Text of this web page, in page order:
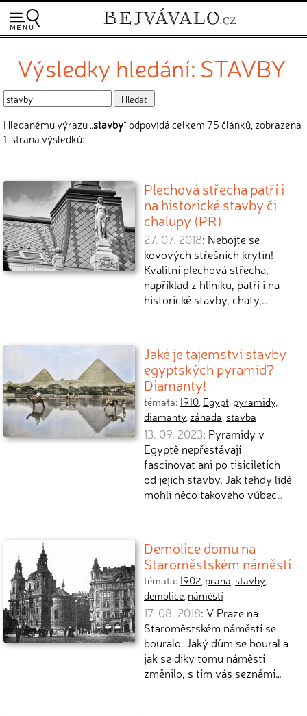
Výsledky hledání: STAVBY
Hledanému výrazu „stavby“ odpovídá celkem 75 článků, zobrazena
1. strana výsledků:
Plechová střecha patří i
na historické stavby či
chalupy (PR)
27. 07. 2018: Nebojte se
kovových střešních krytin!
Kvalitní plechová střecha,
například z hliníku, patří i na
historické stavby, chaty,…
Jaké je tajemství stavby
egyptských pyramid?
Diamanty!
témata:1910, Egypt, pyramidy,
diamanty, záhada, stavba
13. 09. 2023: Pyramidy v
Egyptě nepřestávají
fascinovat ani po tisíciletích
od jejich stavby. Jak tehdy lidé
mohli něco takového vůbec…
Demolice domu na
Staroměstském náměstí
témata:1902, praha, stavby,
demolice, náměstí
17. 08. 2018: V Praze na
Staroměstském náměstí se
bouralo. Jaký dům se boural a
jak se díky tomu náměstí
změnilo, s tím vás seznámí…